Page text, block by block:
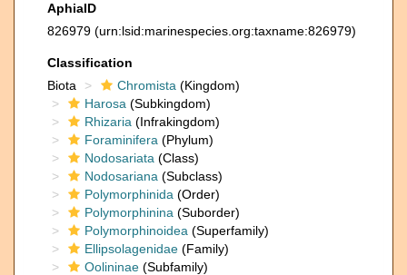
AphiaID
826979 (urn:lsid:marinespecies.org:taxname:826979)
Classification
Biota
Chromista (Kingdom)
Harosa (Subkingdom)
Rhizaria (Infrakingdom)
Foraminifera (Phylum)
Nodosariata (Class)
Nodosariana (Subclass)
Polymorphinida (Order)
Polymorphinina (Suborder)
Polymorphinoidea (Superfamily)
Ellipsolagenidae (Family)
Oolininae (Subfamily)